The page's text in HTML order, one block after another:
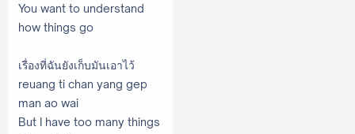
You want to understand
how things go
เรื่องที่ฉันยังเก็บมันเอาไว้
reuang ti chan yang gep
man ao wai
But I have too many things